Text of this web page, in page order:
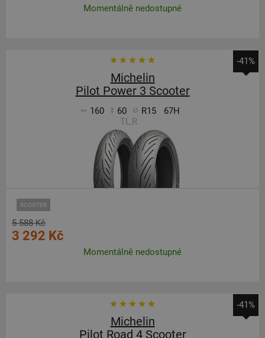
Momentálně nedostupné
-41%
Michelin
Pilot Power 3 Scooter
160 60 R15
67H
TL,R
SCOOTER
5 588 Kč
3 292 Kč
Momentálně nedostupné
-41%
Michelin
Pilot Road 4 Scooter